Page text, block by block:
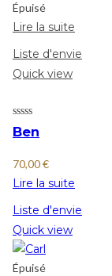
Épuisé
Lire la suite
Liste d'envie
Quick view
Ben
70,00€
Lire la suite
Liste d'envie
Quick view
Épuisé